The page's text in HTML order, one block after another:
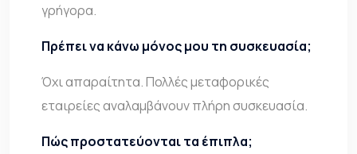
γρήγορα.
Πρέπει να κάνω μόνος μου τη συσκευασία;
Όχι απαραίτητα. Πολλές μεταφορικές
εταιρείες αναλαμβάνουν πλήρη συσκευασία.
Πώς προστατεύονται τα έπιπλα;